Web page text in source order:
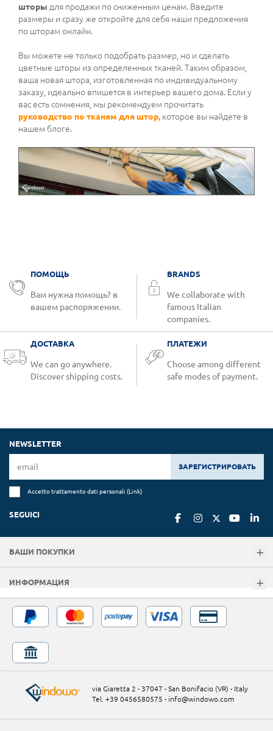
шторы для продажи по сниженным ценам. Введите
размеры и сразу же откройте для себя наши предложения
по шторам онлайн.
Вы можете не только подобрать размер, но и сделать
цветные шторы из определенных тканей. Таким образом,
ваша новая штора, изготовленная по индивидуальному
заказу, идеально впишется в интерьер вашего дома. Если у
вас есть сомнения, мы рекомендуем прочитать
руководство по тканям для штор, которое вы найдете в
нашем блоге.
ПОМОЩЬ
Вам нужна помощь? в
вашем распоряжении.
BRANDS
We collaborate with
famous Italian
companies.
ДОСТАВКА
We can go anywhere.
Discover shipping costs.
ПЛАТЕЖИ
Choose among different
safe modes of payment.
NEWSLETTER
ЗАРЕГИСТРИРОВАТЬ
Accetto trattamento dati personali (Link)
SEGUICI
ВАШИ ПОКУПКИ
ИНФОРМАЦИЯ
via Giaretta 2 - 37047 - San Bonifacio (VR) - Italy
Tel. +39 0456580575 - info@windowo.com